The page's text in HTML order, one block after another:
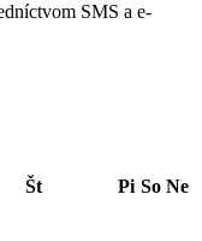
SMS a e-
Št Pi So Ne